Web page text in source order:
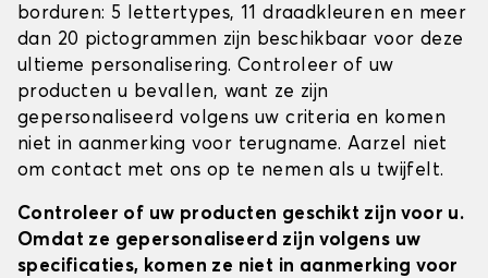
borduren: 5 lettertypes, 11 draadkleuren en meer
dan 20 pictogrammen zijn beschikbaar voor deze
ultieme personalisering. Controleer of uw
producten u bevallen, want ze zijn
gepersonaliseerd volgens uw criteria en komen
niet in aanmerking voor terugname. Aarzel niet
om contact met ons op te nemen als u twijfelt.
Controleer of uw producten geschikt zijn voor u.
Omdat ze gepersonaliseerd zijn volgens uw
specificaties, komen ze niet in aanmerking voor